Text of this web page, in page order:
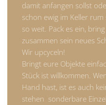
damit anfangen sollst
schon ewig im Keller
so weit. Pack es ein,
zusammen sein neues
Wir upcyceln!
Bringt eure Objekte
Stück ist willkommen.
Hand hast, ist es auch
stehen sonderbare